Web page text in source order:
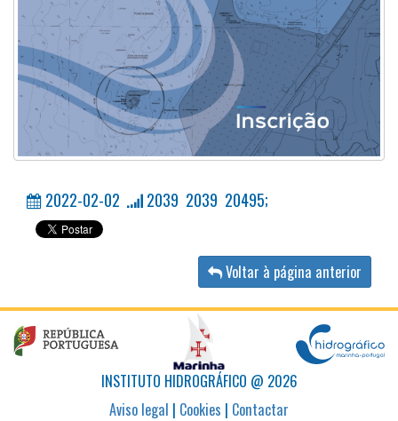
Inscrição
2022-02-02 2039 2039 20495;
Voltar à página anterior
INSTITUTO HIDROGRÁFICO @ 2026
Aviso legal | Cookies | Contactar